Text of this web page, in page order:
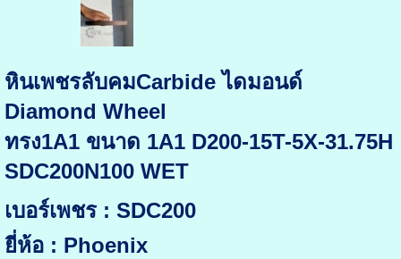
หินเพชรลับคมCarbide ไดมอนด์
Diamond Wheel
ทรง1A1 ขนาด 1A1 D200-15T-5X-31.75H
SDC200N100 WET
เบอร์เพชร : SDC200
ยี่ห้อ : Phoenix